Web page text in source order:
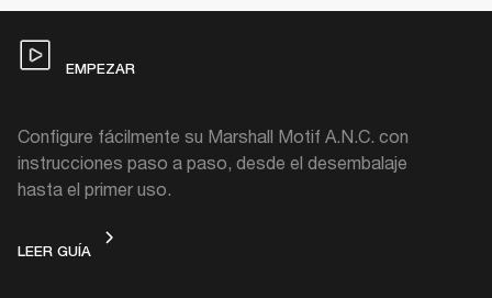
EMPEZAR
Configure fácilmente su Marshall Motif A.N.C. con
instrucciones paso a paso, desde el desembalaje
hasta el primer uso.
LEER GUÍAEMPEZAR